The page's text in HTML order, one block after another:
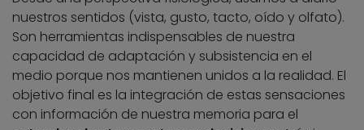
nuestros sentidos (vista, gusto, tacto, oído y olfato).
Son herramientas indispensables de nuestra
capacidad de adaptación y subsistencia en el
medio porque nos mantienen unidos a la realidad. El
objetivo final es la integración de estas sensaciones
con información de nuestra memoria para el